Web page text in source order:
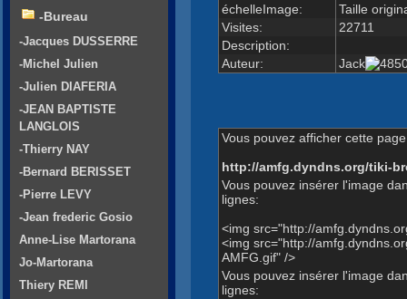
échelleImage:
Taille
Visites:
22711
Description:
Auteur:
Jack
Vous pouvez afficher cette
http://amfg.dyndns.org/tiki-
Vous pouvez insérer l'image
lignes:
<img src="http://
<img src="http://
AMFG.gif" />
Vous pouvez insérer l'image
lignes:
-Bureau
-Jacques DUSSERRE
-Michel Julien
-Julien DIAFERIA
-JEAN BAPTISTE
LANGLOIS
-Thierry NAY
-Bernard BERISSET
-Pierre LEVY
-Jean frederic Gosio
Anne-Lise Martorana
Jo-Martorana
Thiery REMI